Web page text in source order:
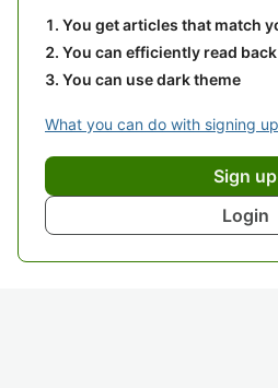
You get articles that match
You can efficiently read
You can use dark theme
What you can do with signing up
Sign up
Login